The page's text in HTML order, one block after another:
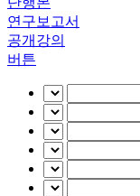
연구보고서
공개강의
버튼